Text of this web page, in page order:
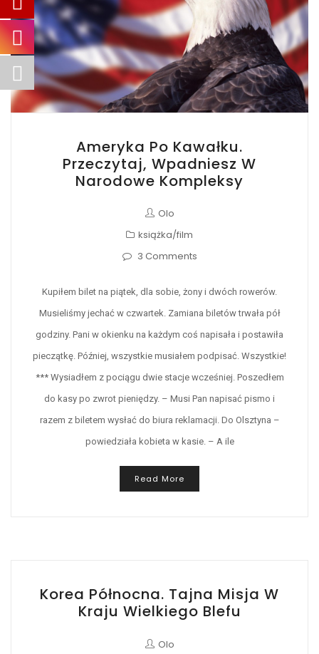
Ameryka Po Kawałku.
Przeczytaj, Wpadniesz W
Narodowe Kompleksy
Olo
książka/film
3 Comments
Kupiłem bilet na piątek, dla sobie, żony i dwóch rowerów.
Musieliśmy jechać w czwartek. Zamiana biletów trwała pół
godziny. Pani w okienku na każdym coś napisała i postawiła
pieczątkę. Później, wszystkie musiałem podpisać. Wszystkie!
*** Wysiadłem z pociągu dwie stacje wcześniej. Poszedłem
do kasy po zwrot pieniędzy. – Musi Pan napisać pismo i
razem z biletem wysłać do biura reklamacji. Do Olsztyna –
powiedziała kobieta w kasie. – A ile
Read More
Korea Północna. Tajna Misja W
Kraju Wielkiego Blefu
Olo